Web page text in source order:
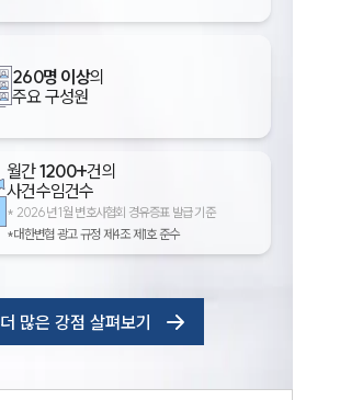
260명 이상의
주요 구성원
월간1200+건의
사건수임건수
* 2026년 1월 변호사협회 경유증표 발급 기준
*대한변협 광고 규정 제4조 제1호 준수
더 많은 강점 살펴보기